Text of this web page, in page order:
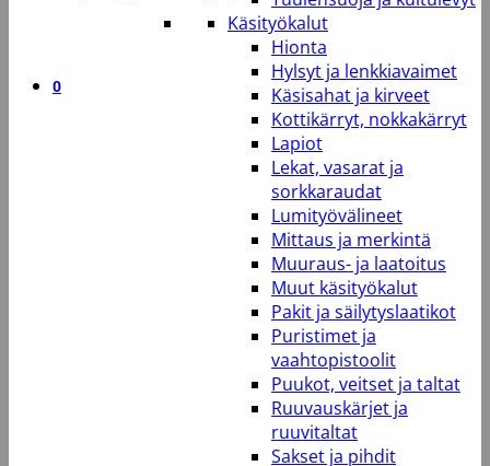
0
Käsityökalut
Hionta
Hylsyt ja lenkkiavaimet
Käsisahat ja kirveet
Kottikärryt, nokkakärryt
Lapiot
Lekat, vasarat ja
sorkkaraudat
Lumityövälineet
Mittaus ja merkintä
Muuraus- ja laatoitus
Muut käsityökalut
Pakit ja säilytyslaatikot
Puristimet ja
vaahtopistoolit
Puukot, veitset ja taltat
Ruuvauskärjet ja
ruuvitaltat
Sakset ja pihdit